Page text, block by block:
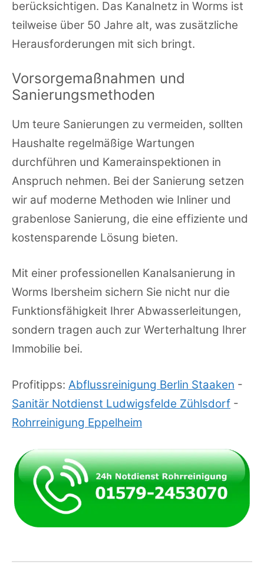
berücksichtigen. Das Kanalnetz in Worms ist
teilweise über 50 Jahre alt, was zusätzliche
Herausforderungen mit sich bringt.
Vorsorgemaßnahmen und
Sanierungsmethoden
Um teure Sanierungen zu vermeiden, sollten
Haushalte regelmäßige Wartungen
durchführen und Kamerainspektionen in
Anspruch nehmen. Bei der Sanierung setzen
wir auf moderne Methoden wie Inliner und
grabenlose Sanierung, die eine effiziente und
kostensparende Lösung bieten.
Mit einer professionellen Kanalsanierung in
Worms Ibersheim sichern Sie nicht nur die
Funktionsfähigkeit Ihrer Abwasserleitungen,
sondern tragen auch zur Werterhaltung Ihrer
Immobilie bei.
Profitipps: Abflussreinigung Berlin Staaken -
Sanitär Notdienst Ludwigsfelde Zühlsdorf -
Rohrreinigung Eppelheim